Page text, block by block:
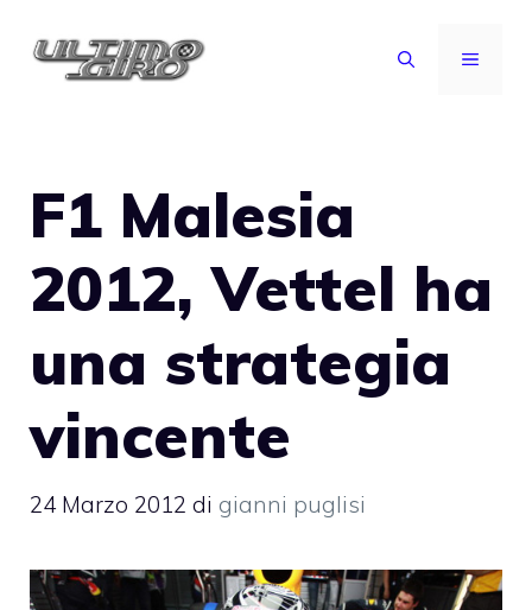
MENU
F1 Malesia
2012, Vettel ha
una strategia
vincente
24 Marzo 2012 di gianni puglisi